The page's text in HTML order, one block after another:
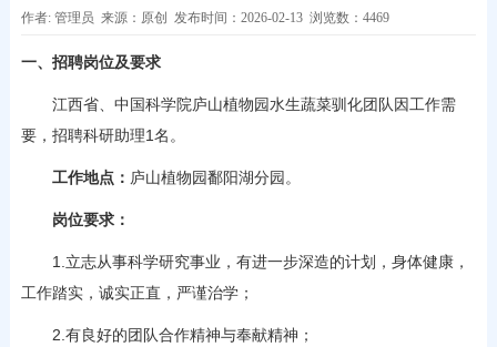
作者: 管理员 来源：原创 发布时间：2026-02-13 浏览数：4469
一、招聘岗位及要求
江西省、中国科学院庐山植物园水生蔬菜驯化团队因工作需
要，招聘科研助理1名。
工作地点： 庐山植物园鄱阳湖分园。
岗位要求：
1.立志从事科学研究事业，有进一步深造的计划，身体健康，
工作踏实，诚实正直，严谨治学；
2.有良好的团队合作精神与奉献精神；